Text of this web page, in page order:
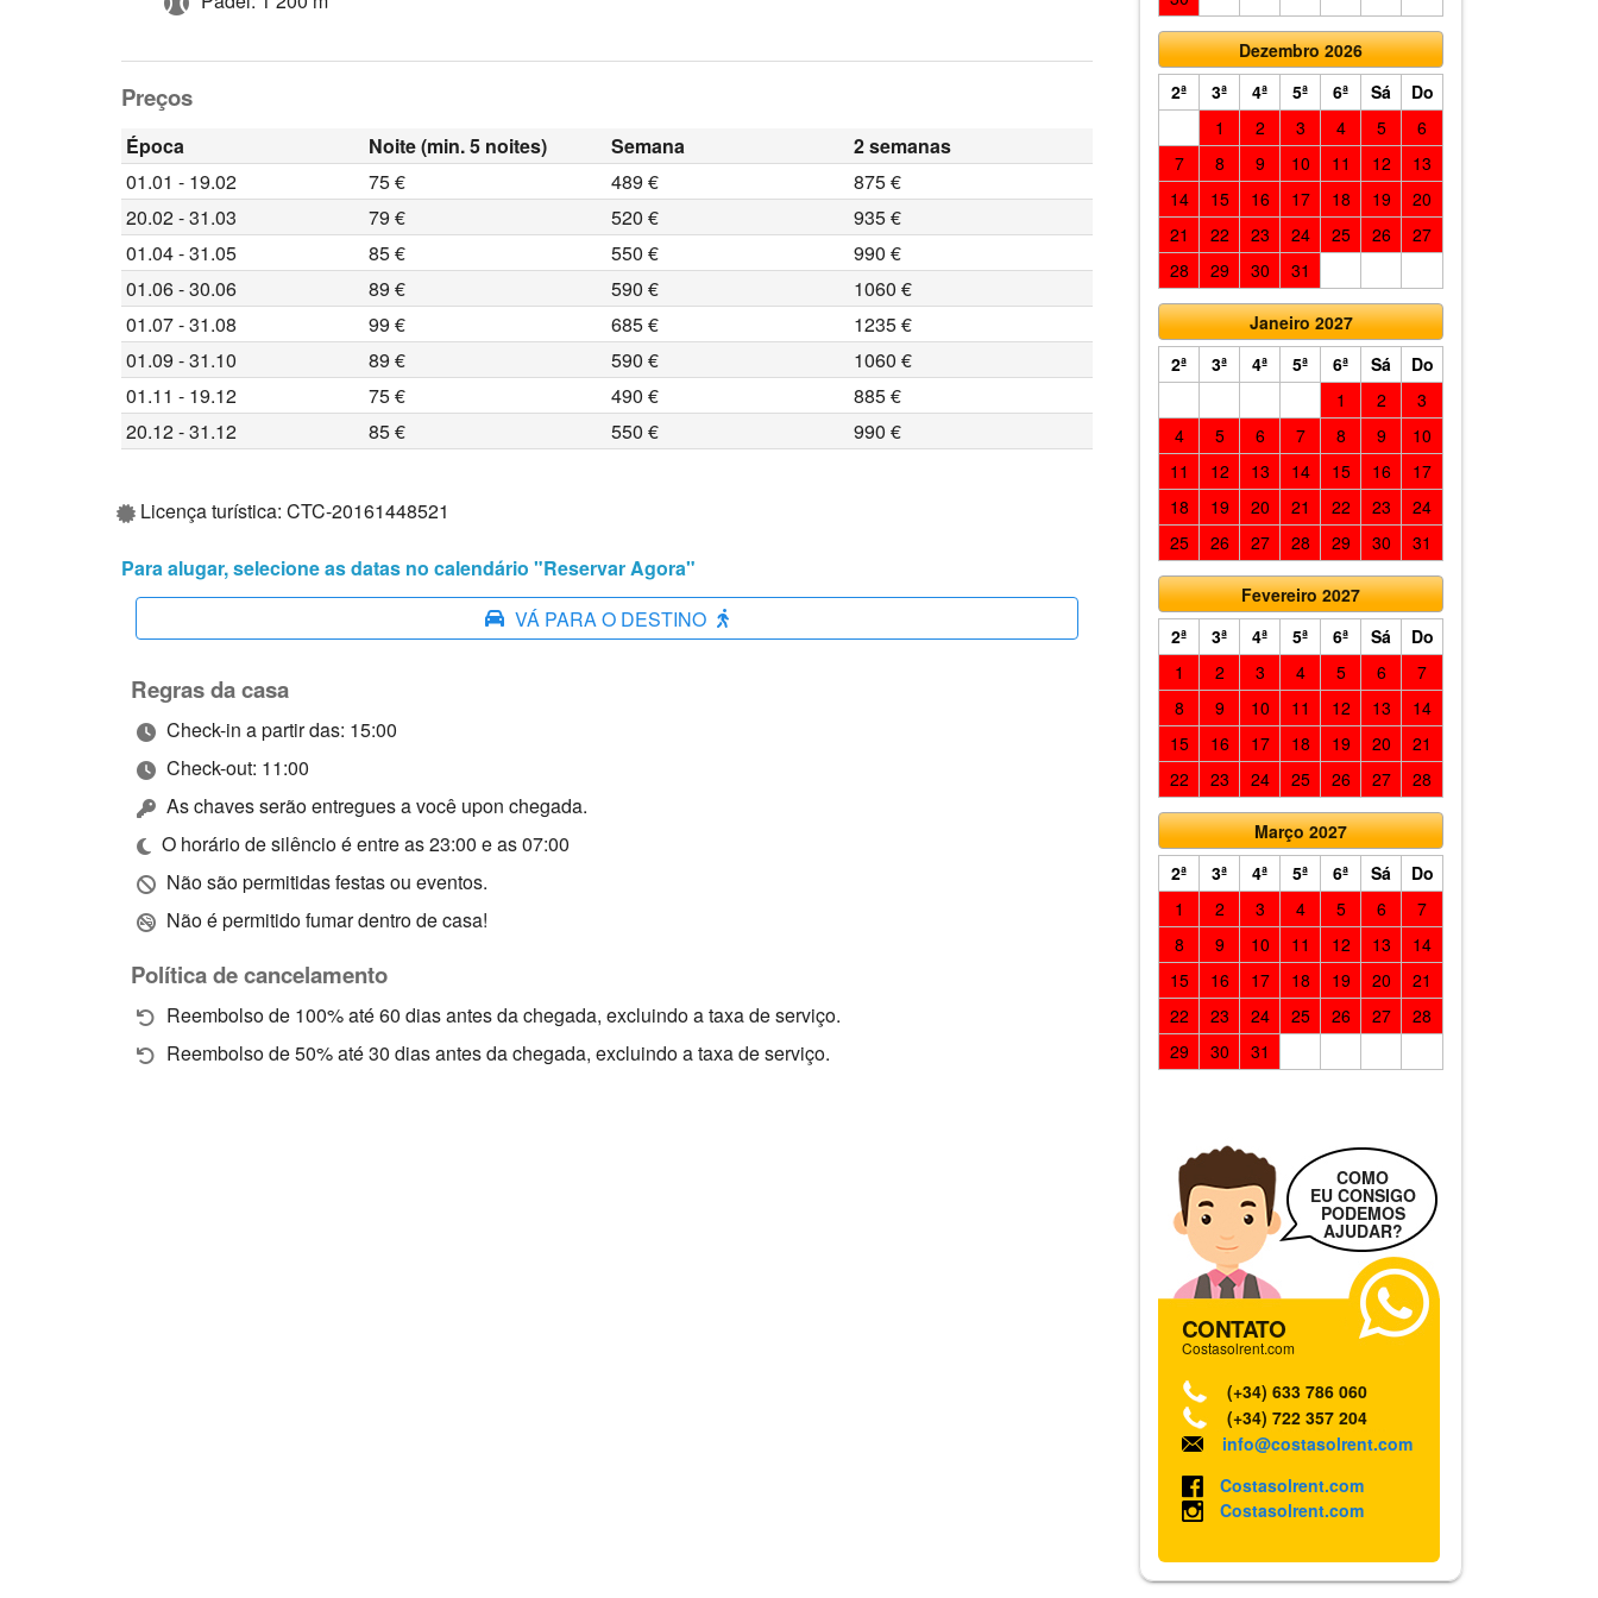
Preços
Época Noite (min. 5 noites) Semana
2 semanas
01.01 - 19.02
75 € 489 €
875 €
20.02 - 31.03
79 € 520 €
935 €
01.04 - 31.05
85 € 550 €
990 €
01.06 - 30.06
89 € 590 €
1060 €
01.07 - 31.08
99 € 685 €
1235 €
01.09 - 31.10
89 € 590 €
1060 €
01.11 - 19.12
75 € 490 €
885 €
20.12 - 31.12
85 € 550 € 990 €
Licença turística: CTC-20161448521
Para alugar, selecione as datas no calendário "Reservar Agora"
VÁ PARA O DESTINO
Regras da casa
Check-in a partir das: 15:00
Check-out: 11:00
As chaves serão entregues a você upon chegada.
O horário de silêncio é entre as 23:00 e as 07:00
Não são permitidas festas ou eventos.
Não é permitido fumar dentro de casa!
Política de cancelamento
Reembolso de 100% até 60 dias antes da chegada, excluindo a taxa de serviço.
Reembolso de 50% até 30 dias antes da chegada, excluindo a taxa de serviço.
Dezembro 2026
2ª
3ª 4ª 5ª 6ª Sá
Do
1
2 3 4 5
6
7
8 9 10 11 12
13
14
15 16 17 18 19
20
21
22 23 24 25 26
27
28
29 30 31
Janeiro 2027
2ª
3ª 4ª 5ª 6ª Sá
Do
1
2
3
4
5 6 7 8 9
10
11
12 13 14 15 16
17
18
19 20 21 22 23
24
25
26 27 28 29 30 31
Fevereiro 2027
2ª
3ª 4ª 5ª 6ª Sá
Do
1
2 3 4 5 6
7
8
9 10 11 12 13
14
15
16 17 18 19 20
21
22
23 24 25 26 27 28
Março 2027
2ª
3ª 4ª 5ª 6ª Sá
Do
1
2 3 4 5 6
7
8
9 10 11 12 13
14
15
16 17 18 19 20
21
22
23 24 25 26 27
28
29
30 31
COMO
EU CONSIGO
PODEMOS
AJUDAR?
CONTATO
Costasolrent.com
(+34) 633 786 060
(+34) 722 357 204
info@costasolrent.com
Costasolrent.com
Costasolrent.com